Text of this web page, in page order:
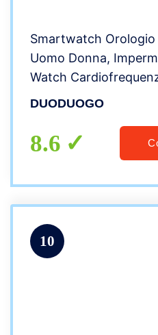
Smartwatch
Uomo Donna,
Watch
Contapassi
(nero)
DUODUOGO
8.6
10